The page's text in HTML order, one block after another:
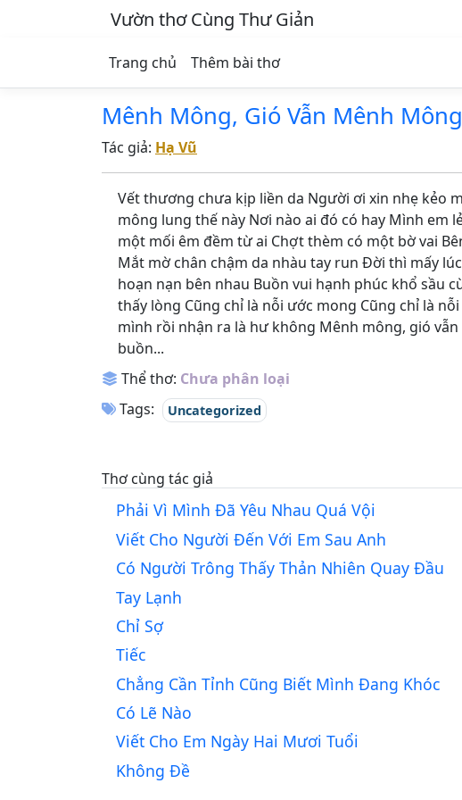
Vườn thơ Cùng Thư Giản
Trang chủ Thêm bài thơ
Mênh Mông, Gió Vẫn Mênh Mông
Tác giả: Hạ Vũ
Vết thương chưa kịp liền da Người ơi xin nhẹ kẻo
mông lung thế này Nơi nào ai đó có hay Mình em
một mối êm đềm từ ai Chợt thèm có một bờ vai
Mắt mờ chân chậm da nhàu tay run Đời thì mấy
hoạn nạn bên nhau Buồn vui hạnh phúc khổ sầu
thấy lòng Cũng chỉ là nỗi ước mong Cũng chỉ là
mình rồi nhận ra là hư không Mênh mông, gió
buồn...
Thể thơ: Chưa phân loại
Tags:
Uncategorized
Thơ cùng tác giả
Phải Vì Mình Đã Yêu Nhau Quá Vội
Viết Cho Người Đến Với Em Sau Anh
Có Người Trông Thấy Thản Nhiên Quay Đầu
Tay Lạnh
Chỉ Sợ
Tiếc
Chẳng Cần Tỉnh Cũng Biết Mình Đang Khóc
Có Lẽ Nào
Viết Cho Em Ngày Hai Mươi Tuổi
Không Đề